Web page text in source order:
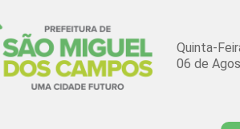
Quinta-
06 de